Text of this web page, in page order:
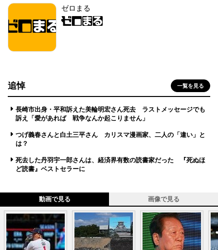
ゼロまる
追悼 一覧を見る
長崎市出身・平和訴えた美輪明宏さん死去 ラストメッセージでも
訴え「愛があれば 戦争なんか起こりません」
つげ義春さんと白土三平さん カリスマ漫画家、二人の「違い」と
は？
死去した丹羽宇一郎さんは、経済界有数の読書家だった 『死ぬほ
ど読書』ベストセラーに
動画で見る 画像で見る